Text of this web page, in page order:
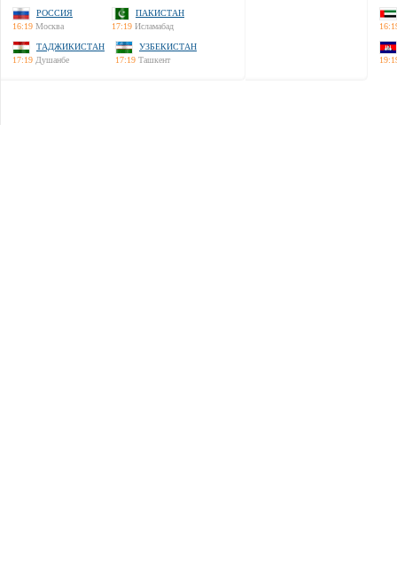
РОССИЯ
16:19 Москва
ПАКИСТАН
17:19 Исламабад
ТАДЖИКИСТАН
17:19 Душанбе
УЗБЕКИСТАН
17:19 Ташкент